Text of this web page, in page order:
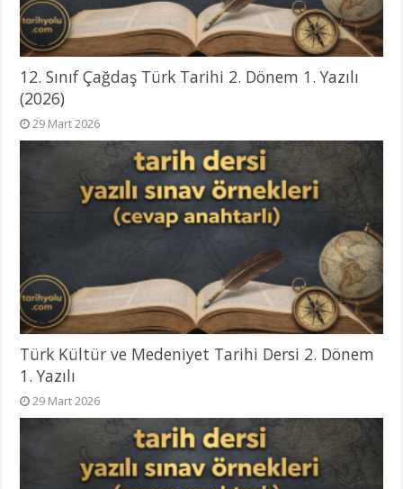
12. Sınıf Çağdaş Türk Tarihi 2. Dönem 1. Yazılı
(2026)
29 Mart 2026
Türk Kültür ve Medeniyet Tarihi Dersi 2. Dönem
1. Yazılı
29 Mart 2026